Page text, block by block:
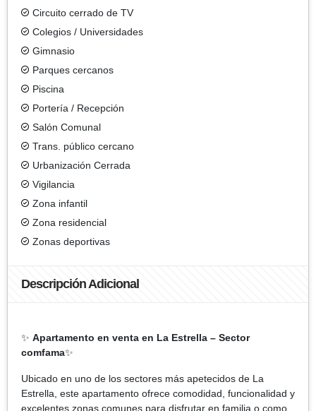
Circuito cerrado de TV
Colegios / Universidades
Gimnasio
Parques cercanos
Piscina
Portería / Recepción
Salón Comunal
Trans. público cercano
Urbanización Cerrada
Vigilancia
Zona infantil
Zona residencial
Zonas deportivas
Descripción Adicional
✨ Apartamento en venta en La Estrella – Sector
comfama✨
Ubicado en uno de los sectores más apetecidos de La
Estrella, este apartamento ofrece comodidad, funcionalidad y
excelentes zonas comunes para disfrutar en familia o como